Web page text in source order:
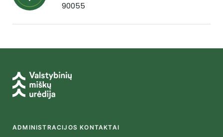
90055
ADMINISTRACIJOS KONTAKTAI